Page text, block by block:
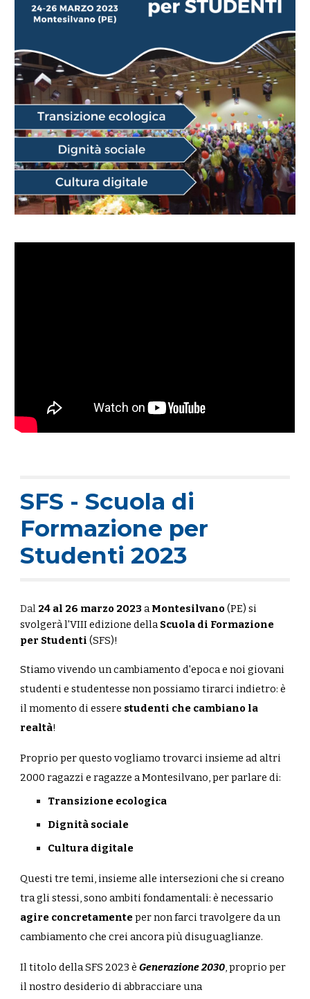
SFS - Scuola di
Formazione per
Studenti 2023
Dal 24 al 26 marzo 2023 aMontesilvano (PE) si
svolgerà l'VIII edizione dellaScuola di Formazione
per Studenti (SFS)!
Stiamo vivendo un cambiamento d'epoca e noi giovani
studenti e studentesse non possiamo tirarci indietro: è
il momento di essere studenti che cambiano la
realtà!
Proprio per questo vogliamo trovarci insieme ad altri
2000 ragazzi e ragazze a Montesilvano, per parlare di:
Transizione ecologica
Dignità sociale
Cultura digitale
Questi tre temi, insieme alle intersezioni che si creano
tra gli stessi, sono ambiti fondamentali: è necessario
agire concretamenteper non farci travolgere da un
cambiamento che crei ancora più disuguaglianze.
Il titolo della SFS 2023 èGenerazione 2030, proprio per
il nostro desiderio di abbracciare una